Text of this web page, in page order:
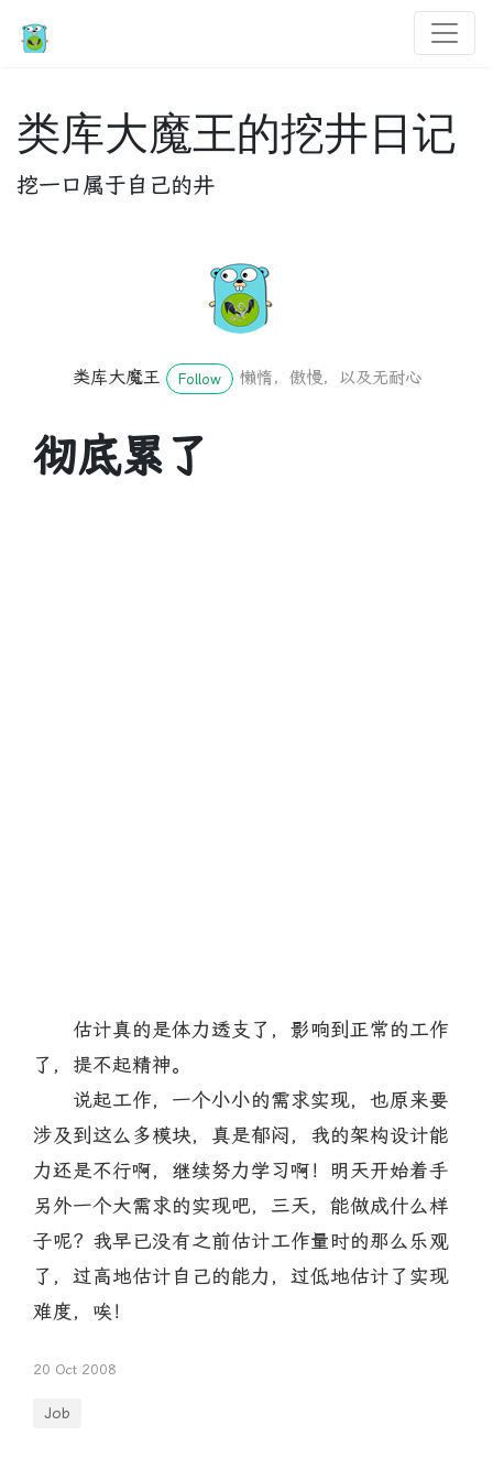
类库大魔王的挖井日记
挖一口属于自己的井
类库大魔王 Follow 懒惰，傲慢，以及无耐心
彻底累了
估计真的是体力透支了，影响到正常的工作
了，提不起精神。
说起工作，一个小小的需求实现，也原来要
涉及到这么多模块，真是郁闷，我的架构设计能
力还是不行啊，继续努力学习啊！明天开始着手
另外一个大需求的实现吧，三天，能做成什么样
子呢？我早已没有之前估计工作量时的那么乐观
了，过高地估计自己的能力，过低地估计了实现
难度，唉！
20 Oct 2008
Job